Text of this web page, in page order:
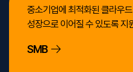
중소기업에 최적화된 클라우
성장으로 이어질 수 있도록 지
SMB